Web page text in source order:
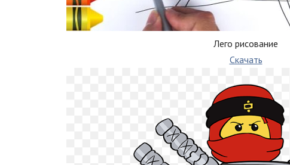
Лего рисование
Скачать